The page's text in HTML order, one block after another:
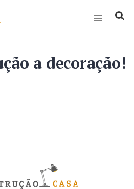
a decoração!